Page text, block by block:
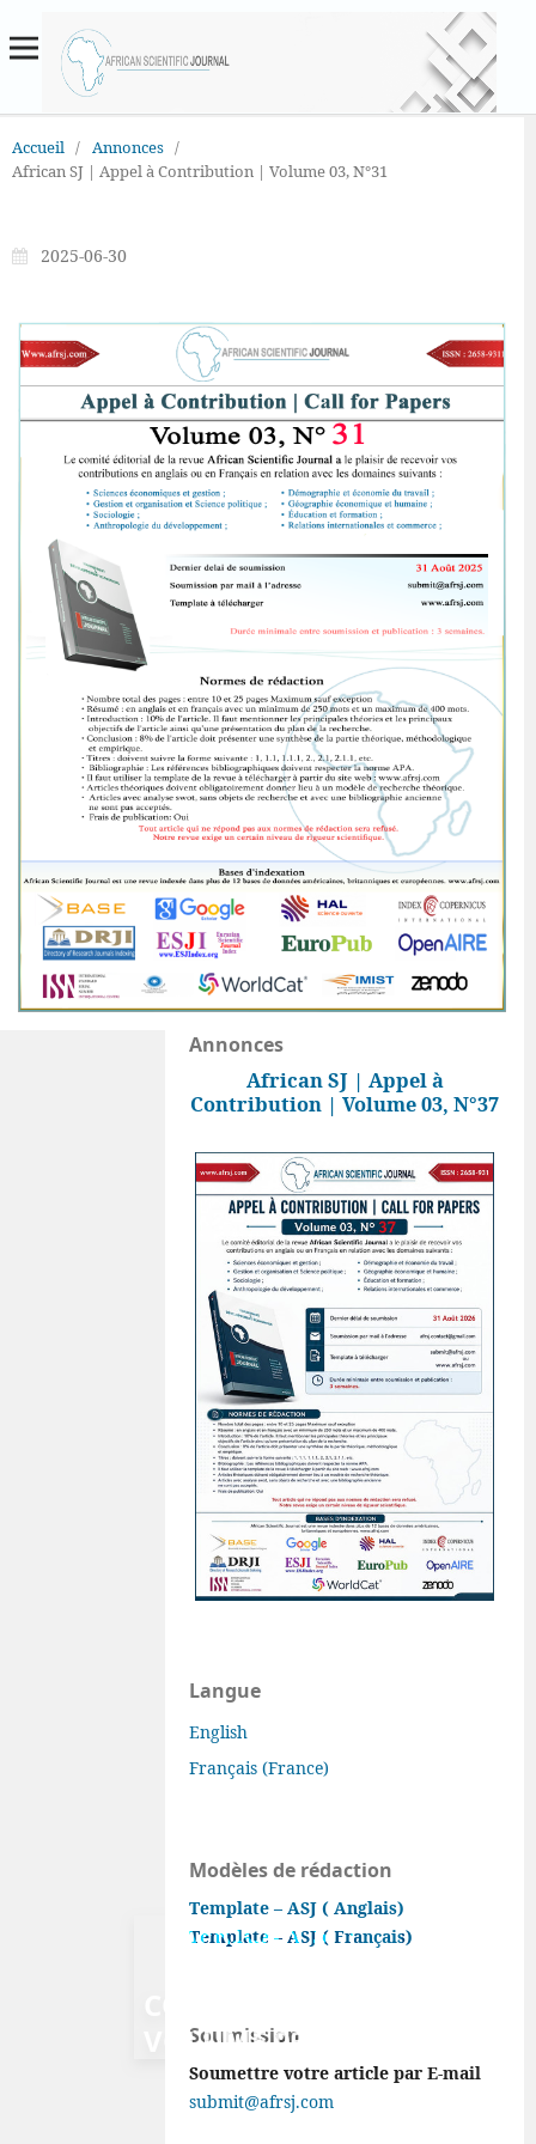
Accueil / Annonces /
African SJ | Appel à Contribution | Volume 03, N°31
AFRICAN SJ |
VOLUME 03, N°31
2025-06-30
Annonces
African SJ | Appel à
Contribution | Volume 03, N°37
Langue
English
Français (France)
Modèles de rédaction
Template – ASJ ( Anglais)
Template – ASJ ( Français)
Soumission
Soumettre votre article par E-mail
submit@afrsj.com